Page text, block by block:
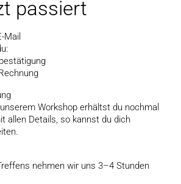
passiert
Mail
Workshop erhältst du nochmal
allen Details, so kannst du dich
nehmen wir uns 3–4 Stunden